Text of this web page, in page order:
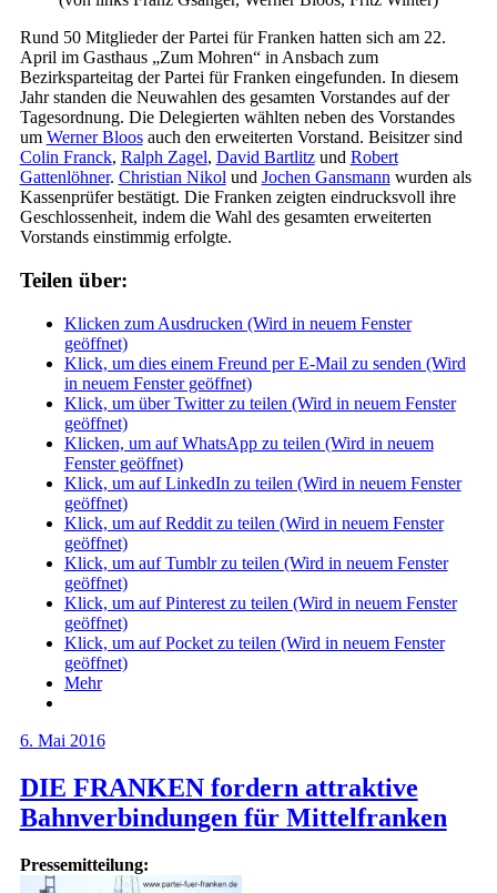
Rund 50 Mitglieder der Partei für Franken hatten sich am 22.
April im Gasthaus „Zum Mohren“ in Ansbach zum
Bezirksparteitag der Partei für Franken eingefunden. In diesem
Jahr standen die Neuwahlen des gesamten Vorstandes auf der
Tagesordnung. Die Delegierten wählten neben des Vorstandes
um Werner Bloosauch den erweiterten Vorstand. Beisitzer sind
Colin Franck, Ralph Zagel, David Bartlitzund Robert
Gattenlöhner. Christian Nikol und Jochen Gansmann wurden als
Kassenprüfer bestätigt. Die Franken zeigten eindrucksvoll ihre
Geschlossenheit, indem die Wahl des gesamten erweiterten
Vorstands einstimmig erfolgte.
Teilen über:
Klicken zum Ausdrucken (Wird in neuem Fenster
geöffnet)
Klick, um dies einem Freund per E-Mail zu senden (Wird
in neuem Fenster geöffnet)
Klick, um über Twitter zu teilen (Wird in neuem Fenster
geöffnet)
Klicken, um auf WhatsApp zu teilen (Wird in neuem
Fenster geöffnet)
Klick, um auf LinkedIn zu teilen (Wird in neuem Fenster
geöffnet)
Klick, um auf Reddit zu teilen (Wird in neuem Fenster
geöffnet)
Klick, um auf Tumblr zu teilen (Wird in neuem Fenster
geöffnet)
Klick, um auf Pinterest zu teilen (Wird in neuem Fenster
geöffnet)
Klick, um auf Pocket zu teilen (Wird in neuem Fenster
geöffnet)
Mehr
6. Mai 2016
DIE FRANKEN fordern attraktive
Bahnverbindungen für Mittelfranken
Pressemitteilung: